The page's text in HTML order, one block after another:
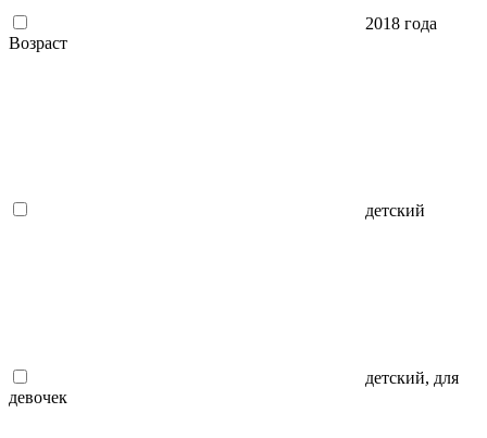
2018 года
Возраст
детский
детский, для
девочек